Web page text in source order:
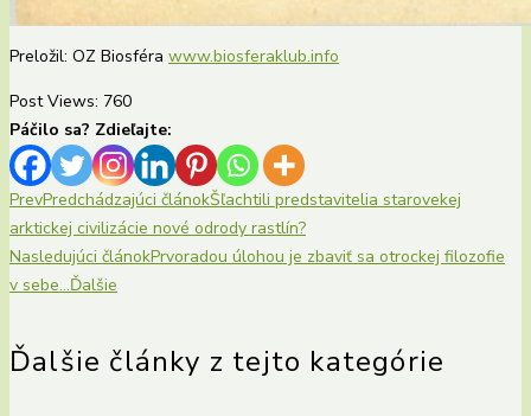
Preložil: OZ Biosféra www.biosferaklub.info
Post Views: 760
Páčilo sa? Zdieľajte:
PrevPredchádzajúci článokŠľachtili predstavitelia starovekej
arktickej civilizácie nové odrody rastlín?
Nasledujúci článokPrvoradou úlohou je zbaviť sa otrockej filozofie
v sebe…Ďalšie
Ďalšie články z tejto kategórie